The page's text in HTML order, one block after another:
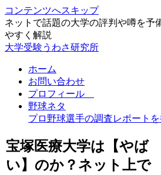
コンテンツへスキップ
ネットで話題の大学の評判や噂を予
やすく解説
大学受験うわさ研究所
ホーム
お問い合わせ
プロフィール
野球ネタ
プロ野球選手の調査レポートを
宝塚医療大学は【やば
い】のか？ネット上で